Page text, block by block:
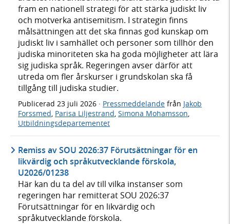
fram en nationell strategi för att stärka judiskt liv
och motverka antisemitism. I strategin finns
målsättningen att det ska finnas god kunskap om
judiskt liv i samhället och personer som tillhör den
judiska minoriteten ska ha goda möjligheter att lära
sig judiska språk. Regeringen avser därför att
utreda om fler årskurser i grundskolan ska få
tillgång till judiska studier.
Publicerad 23 juli 2026 · Pressmeddelande från Jakob
Forssmed, Parisa Liljestrand, Simona Mohamsson,
Utbildningsdepartementet
Remiss av SOU 2026:37 Förutsättningar för en
likvärdig och språkutvecklande förskola,
U2026/01238
Här kan du ta del av till vilka instanser som
regeringen har remitterat SOU 2026:37
Förutsättningar för en likvärdig och
språkutvecklande förskola.